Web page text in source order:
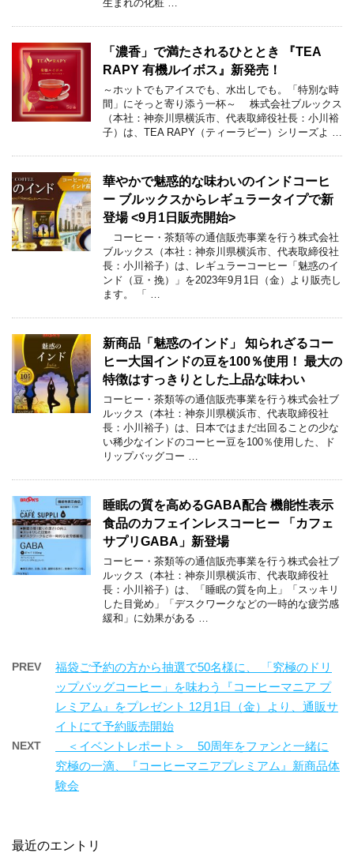
生まれの化粧 …
「濃香」で満たされるひととき 『TEA
RAPY 有機ルイボス』新発売！
～ホットでもアイスでも、水出しでも。「特別な時
間」にそっと寄り添う一杯～ 株式会社ブルックス
（本社：神奈川県横浜市、代表取締役社長：小川裕
子）は、TEA RAPY（ティーラピー）シリーズよ …
華やかで魅惑的な味わいのインドコーヒ
ー ブルックスからレギュラータイプで新
登場 <9月1日販売開始>
コーヒー・茶類等の通信販売事業を行う株式会社
ブルックス（本社：神奈川県横浜市、代表取締役社
長：小川裕子）は、レギュラーコーヒー「魅惑のイ
ンド（豆・挽）」を2023年9月1日（金）より販売し
ます。 「 …
新商品「魅惑のインド」 知られざるコー
ヒー大国インドの豆を100％使用！ 最大の
特徴はすっきりとした上品な味わい
コーヒー・茶類等の通信販売事業を行う株式会社ブ
ルックス（本社：神奈川県横浜市、代表取締役社
長：小川裕子）は、日本ではまだ出回ることの少な
い稀少なインドのコーヒー豆を100％使用した、ド
リップバッグコー …
睡眠の質を高めるGABA配合 機能性表示
食品のカフェインレスコーヒー 「カフェ
サプリGABA」新登場
コーヒー・茶類等の通信販売事業を行う株式会社ブ
ルックス（本社：神奈川県横浜市、代表取締役社
長：小川裕子）は、「睡眠の質を向上」「スッキリ
した目覚め」「デスクワークなどの一時的な疲労感
緩和」に効果がある …
PREV
福袋ご予約の方から抽選で50名様に、 「究極のドリ
ップバッグコーヒー」を味わう『コーヒーマニア プ
レミアム』をプレゼント 12月1日（金）より、通販サ
イトにて予約販売開始
NEXT
＜イベントレポート＞ 50周年をファンと一緒に
究極の一滴、『コーヒーマニアプレミアム』新商品体
験会
最近のエントリ